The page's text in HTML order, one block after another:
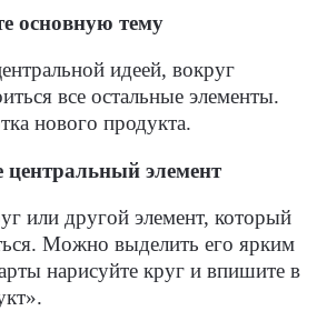
основную тему
идеей, вокруг
все остальные элементы.
нового продукта.
элемент
или другой элемент, который
Можно выделить его ярким
нарисуйте круг и впишите в